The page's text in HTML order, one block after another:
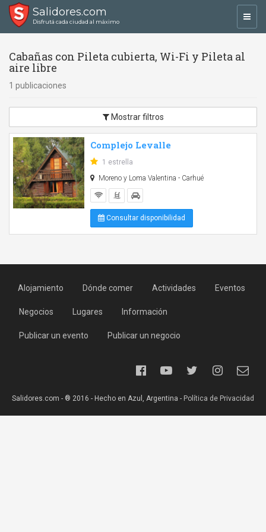
Salidores.com
Disfrutá cada ciudad al máximo
Cabañas con Pileta cubierta, Wi-Fi y Pileta al
aire libre
1 publicaciones
Mostrar filtros
Complejo Levalle
1 estrella
Moreno y Loma Valentina - Carhué
Consultar disponibilidad
Alojamiento Dónde comer Actividades Eventos
Negocios Lugares Información
Publicar un evento Publicar un negocio
Salidores.com - ® 2016 - Hecho en Azul, Argentina - Política de Privacidad